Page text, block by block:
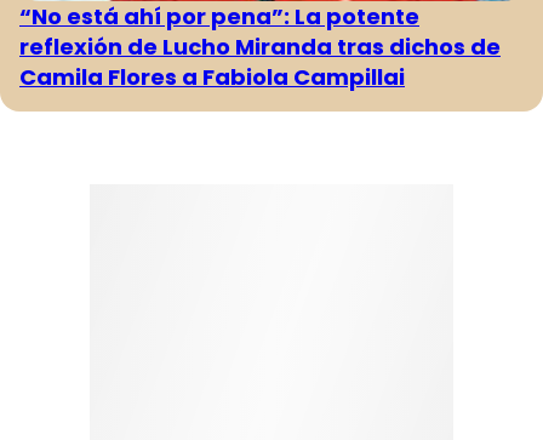
“No está ahí por pena”: La potente
reflexión de Lucho Miranda tras dichos de
Camila Flores a Fabiola Campillai